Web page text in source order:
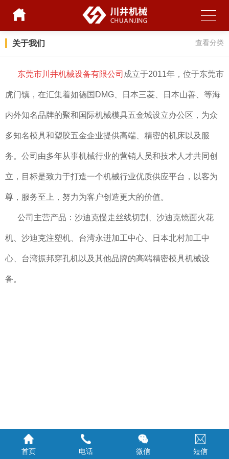
关于我们 查看分类
东莞市川井机械设备有限公司 成立于2011年，位于东莞市
虎门镇，在汇集着如德国DMG、日本三菱、日本山善、等海
内外知名品牌的聚和国际机械模具五金城设立办公区，为众
多知名模具和塑胶五金企业提供高端、精密的机床以及服
务。公司由多年从事机械行业的营销人员和技术人才共同创
立，目标是致力于打造一个机械行业优质供应平台，以客为
尊，服务至上，努力为客户创造更大的价值。
公司主营产品：沙迪克慢走丝线切割、沙迪克镜面火花
机、沙迪克注塑机、台湾永进加工中心、日本北村加工中
心、台湾振邦穿孔机以及其他品牌的高端精密模具机械设
备。
首页 电话 微信 短信